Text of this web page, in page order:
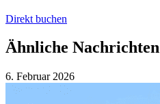
Direkt buchen
Ähnliche Nachrichten
6. Februar 2026